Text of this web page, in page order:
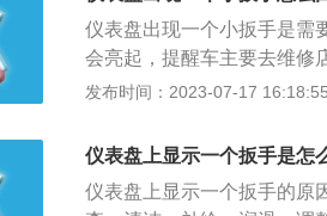
辆出现了故障，只是车辆提
定里程按需要进行保养，设
零该保养提示灯才能熄灭。
仪表盘出现一个小扳手是需
会亮起，提醒车主要去维修
用手册上的为准。维修店保
粉尘的地区行驶，空气滤清
洁；2、正常使用状态下，
花塞的分类较多，普通镍合
发布时间：2023-07-17 16:18:55
仪表盘上显示一个扳手是怎
仪表盘上显示一个扳手的原